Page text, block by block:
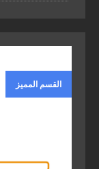
القسم المميز